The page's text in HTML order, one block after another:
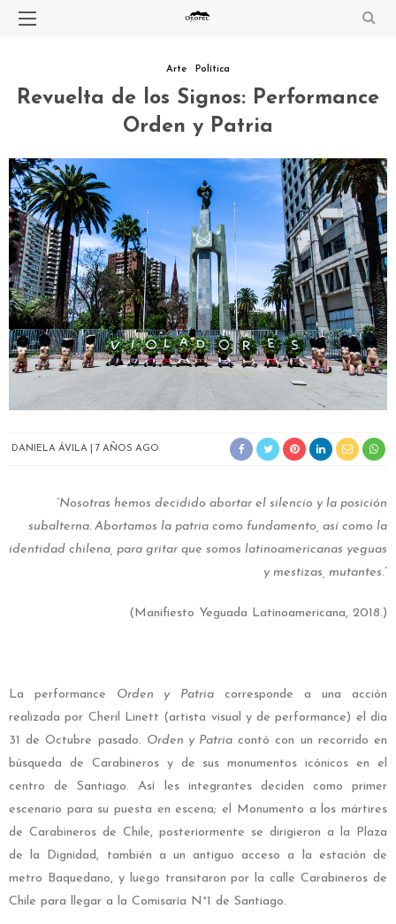
Arte Política
Revuelta de los Signos: Performance
Orden y Patria
DANIELA ÁVILA 7 AÑOS AGO
“Nosotras hemos decidido abortar el silencio y la posición
subalterna. Abortamos la patria como fundamento, así como la
identidad chilena, para gritar que somos latinoamericanas yeguas
y mestizas, mutantes.”
(Manifiesto Yeguada Latinoamericana, 2018.)
La performance Orden y Patriacorresponde a una acción
realizada por Cheril Linett (artista visual y de performance) el día
31 de Octubre pasado. Orden y Patria contó con un recorrido en
búsqueda de Carabineros y de sus monumentos icónicos en el
centro de Santiago. Así les integrantes deciden como primer
escenario para su puesta en escena; el Monumento a los mártires
de Carabineros de Chile, posteriormente se dirigieron a la Plaza
de la Dignidad, también a un antiguo acceso a la estación de
metro Baquedano, y luego transitaron por la calle Carabineros de
Chile para llegar a la Comisaría N°1 de Santiago.